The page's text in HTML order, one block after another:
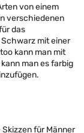
von einem
verschiedenen
das
mit einer
kann man mit
man es farbig
für Männer